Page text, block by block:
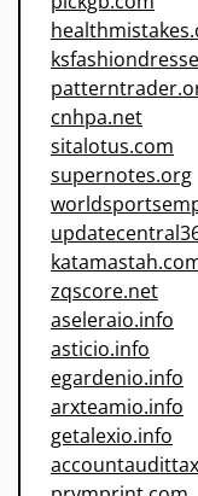
cnhpa.net
sitalotus.com
supernotes.org
zqscore.net
aseleraio.info
asticio.info
egardenio.info
arxteamio.info
getalexio.info